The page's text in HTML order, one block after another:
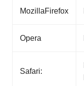
MozillaFirefox
Opera
Safari: